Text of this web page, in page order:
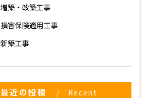
増築・改築工事
損害保険適用工事
新築工事
最近の投稿
Recent